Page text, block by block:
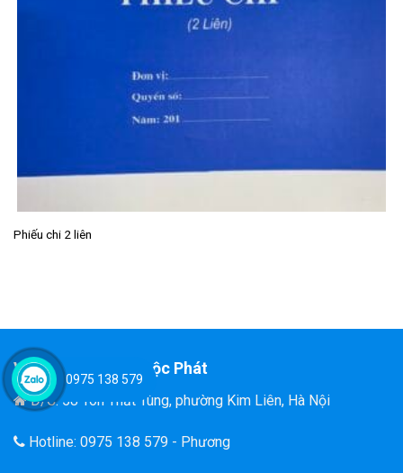
Phiếu chi 2 liên
Văn Phòng Phẩm Lộc Phát
Đ/C: 58 Tôn Thất Tùng, phường Kim Liên, Hà Nội
Hotline: 0975 138 579 - Phương
0975 138 579